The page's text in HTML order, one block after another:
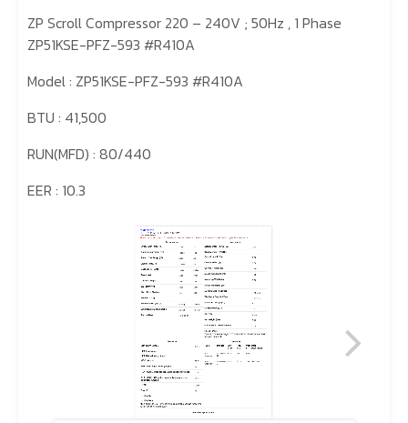
ZP Scroll Compressor 220 – 240V ; 50Hz , 1 Phase
ZP51KSE-PFZ-593 #R410A
Model : ZP51KSE-PFZ-593 #R410A
BTU : 41,500
RUN(MFD) : 80/440
EER : 10.3